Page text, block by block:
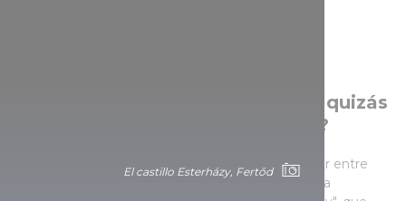
El castillo Esterházy, Fertőd
semana, una buena pastelería o quizás
un lugar para celebrar una boda?
Los visitantes del Palacio Esterházy pueden elegir entre
diversos programas para grupos. Uno de ellos es la